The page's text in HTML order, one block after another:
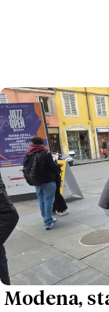
Modena,